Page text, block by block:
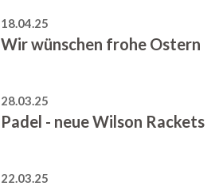
18.04.25
Wir wünschen frohe Ostern
28.03.25
Padel - neue Wilson Rackets
22.03.25